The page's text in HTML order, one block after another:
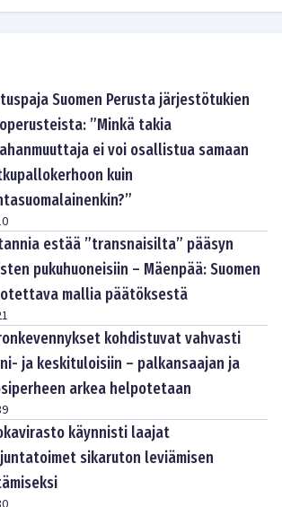
Suomen Perusta järjestötukien
”Minkä takia
ei voi osallistua samaan
kuin
estää ”transnaisilta” pääsyn
pukuhuoneisiin – Mäenpää: Suomen
mallia päätöksestä
kohdistuvat vahvasti
ja keskituloisiin – palkansaajan ja
arkea helpotetaan
käynnisti laajat
sikaruton leviämisen